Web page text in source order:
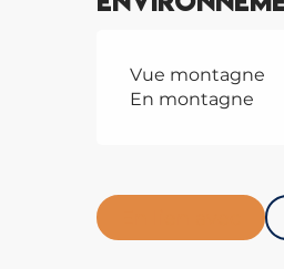
Vue montagne
En montagne